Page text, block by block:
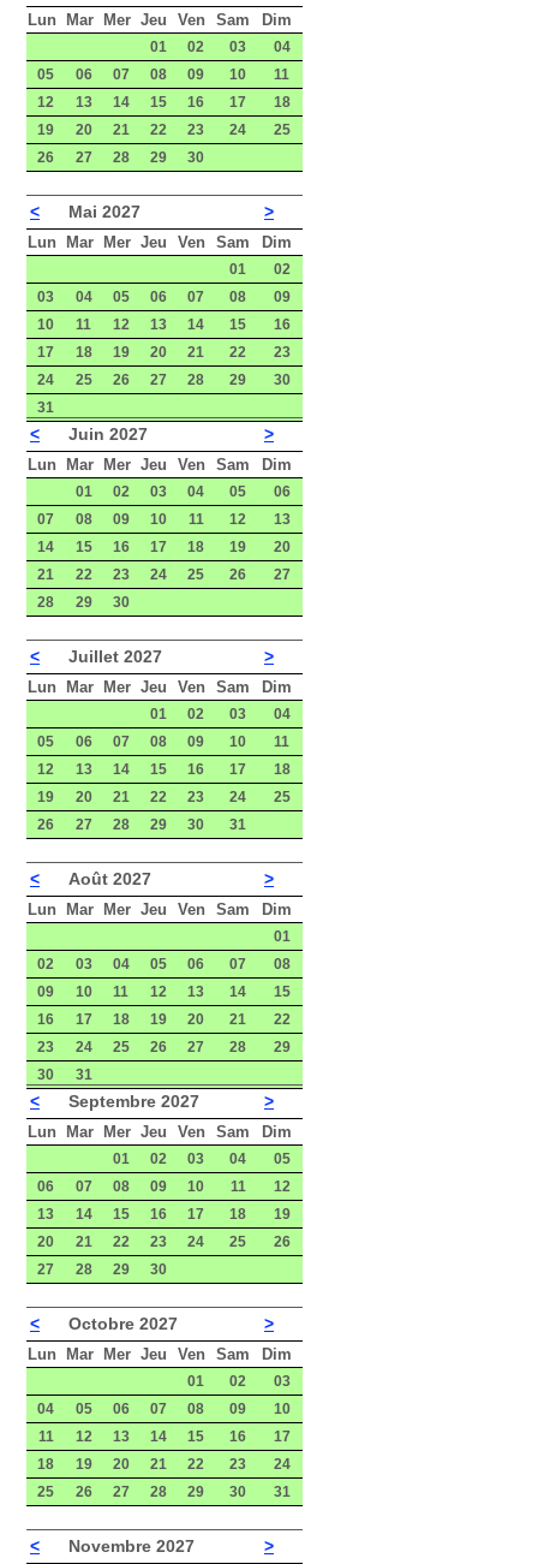
Lun Mar Mer Jeu Ven Sam Dim
01 02 03
04
05
06 07 08 09 10
11
12
13 14 15 16 17
18
19
20 21 22 23 24
25
26
27 28 29 30
< Mai 2027 >
Lun Mar Mer Jeu Ven Sam Dim
01
02
03
04 05 06 07 08
09
10
11 12 13 14 15
16
17
18 19 20 21 22
23
24
25 26 27 28 29
30
31
< Juin 2027 >
Lun Mar Mer Jeu Ven Sam Dim
01 02 03 04 05
06
07
08 09 10 11 12
13
14
15 16 17 18 19
20
21
22 23 24 25 26
27
28
29 30
< Juillet 2027 >
Lun Mar Mer Jeu Ven Sam Dim
01 02 03
04
05
06 07 08 09 10
11
12
13 14 15 16 17
18
19
20 21 22 23 24
25
26
27 28 29 30 31
< Août 2027 >
Lun Mar Mer Jeu Ven Sam Dim
01
02
03 04 05 06 07
08
09
10 11 12 13 14
15
16
17 18 19 20 21
22
23
24 25 26 27 28
29
30
31
< Septembre 2027 >
Lun Mar Mer Jeu Ven Sam Dim
01 02 03 04
05
06
07 08 09 10 11
12
13
14 15 16 17 18
19
20
21 22 23 24 25
26
27
28 29 30
< Octobre 2027 >
Lun Mar Mer Jeu Ven Sam Dim
01 02
03
04
05 06 07 08 09
10
11
12 13 14 15 16
17
18
19 20 21 22 23
24
25
26 27 28 29 30 31
< Novembre 2027 >